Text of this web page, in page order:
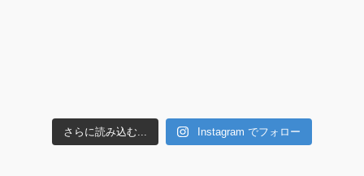
さらに読み込む... Instagram でフォロー